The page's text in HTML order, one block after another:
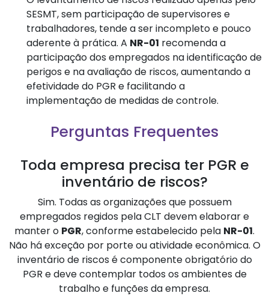
SESMT, sem participação de supervisores e
trabalhadores, tende a ser incompleto e pouco
aderente à prática. A NR-01 recomenda a
participação dos empregados na identificação de
perigos e na avaliação de riscos, aumentando a
efetividade do PGR e facilitando a
implementação de medidas de controle.
Perguntas Frequentes
Toda empresa precisa ter PGR e
inventário de riscos?
Sim. Todas as organizações que possuem
empregados regidos pela CLT devem elaborar e
manter o PGR, conforme estabelecido pela NR-01.
Não há exceção por porte ou atividade econômica. O
inventário de riscos é componente obrigatório do
PGR e deve contemplar todos os ambientes de
trabalho e funções da empresa.